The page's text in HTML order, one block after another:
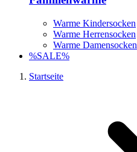
Warme Kindersocken
Warme Herrensocken
Warme Damensocken
%SALE%
Startseite